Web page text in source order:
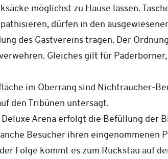
möglichst zu Hause lassen.
dürfen in den
des Gastvereins tragen. Der
Gleiches gilt für
im Oberrang sind Nichtraucher-
den Tribünen untersagt.
Arena erfolgt die Befüllung der
Besucher ihren
Folge kommt es zum Rückstau auf